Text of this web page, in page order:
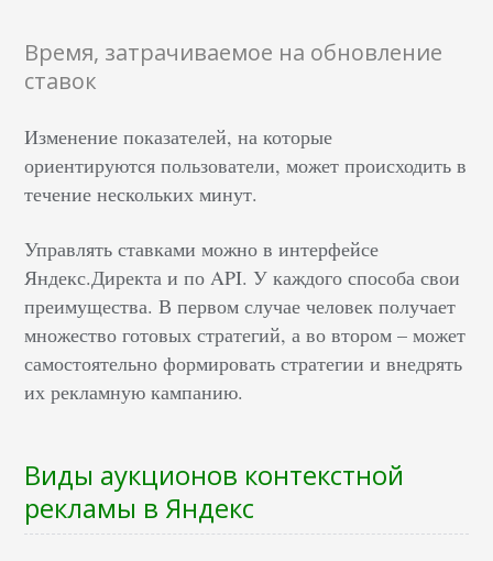
Время, затрачиваемое на обновление
ставок
Изменение показателей, на которые
ориентируются пользователи, может происходить в
течение нескольких минут.
Управлять ставками можно в интерфейсе
Яндекс.Директа и по API. У каждого способа свои
преимущества. В первом случае человек получает
множество готовых стратегий, а во втором – может
самостоятельно формировать стратегии и внедрять
их рекламную кампанию.
Виды аукционов контекстной
рекламы в Яндекс